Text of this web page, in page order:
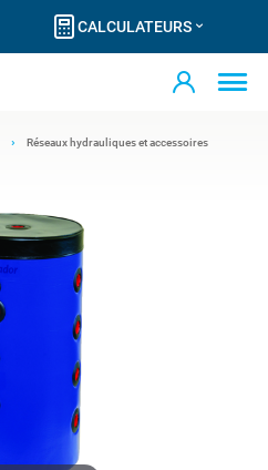
CALCULATEURS
Réseaux hydrauliques et accessoires